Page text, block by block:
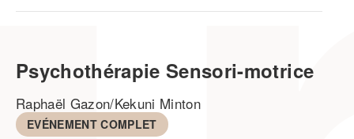
Psychothérapie Sensori-motrice
Raphaël Gazon/Kekuni Minton
EVÉNEMENT COMPLET